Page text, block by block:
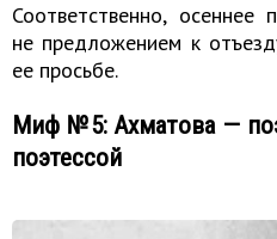
Соответственно, осеннее
не предложением к
ее просьбе.
Миф №5: Ахматова —
поэтессой